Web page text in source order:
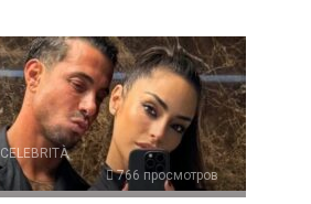
CELEBRITÀ
766 просмотров